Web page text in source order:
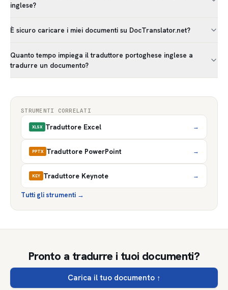
inglese?
È sicuro caricare i miei documenti su DocTranslator.net?
Quanto tempo impiega il traduttore portoghese inglese a
tradurre un documento?
STRUMENTI CORRELATI
XLSX Traduttore Excel →
PPTX Traduttore PowerPoint →
KEY Traduttore Keynote →
Tutti gli strumenti →
Pronto a tradurre i tuoi documenti?
Carica il tuo documento↑